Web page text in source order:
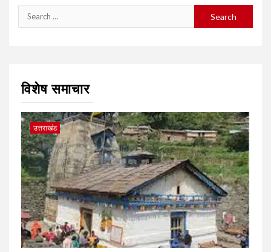
Search
for:
विशेष समाचार
उत्तराखंड